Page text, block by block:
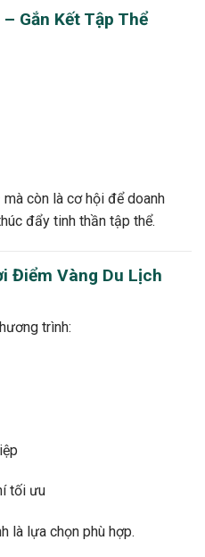
Gắn Kết Tập Thể
còn là cơ hội để doanh
đẩy tinh thần tập thể.
Điểm Vàng Du Lịch
trình:
tối ưu
là lựa chọn phù hợp.